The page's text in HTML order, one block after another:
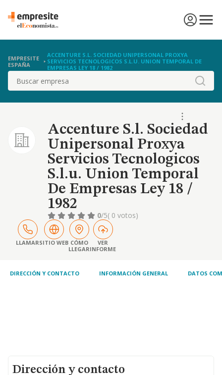
EMPRESITE
ESPAÑA
ACCENTURE S.L. SOCIEDAD UNIPERSONAL PROXYA
SERVICIOS TECNOLOGICOS S.L.U. UNION TEMPORAL DE
EMPRESAS LEY 18 / 1982
Buscar
Accenture S.l. Sociedad
Unipersonal Proxya
Servicios Tecnologicos
S.l.u. Union Temporal
De Empresas Ley 18 /
1982
0/5( 0 votos)
LLAMARSITIO WEB CÓMO
LLEGAR
VER
INFORME
DIRECCIÓN Y CONTACTO INFORMACIÓN GENERAL DATOS
Dirección y contacto